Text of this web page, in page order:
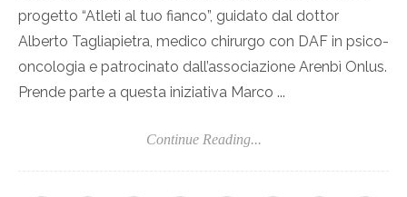
progetto “Atleti al tuo fianco”, guidato dal dottor
Alberto Tagliapietra, medico chirurgo con DAF in psico-
oncologia e patrocinato dall’associazione Arenbì Onlus.
Prende parte a questa iniziativa Marco ...
Continue Reading...